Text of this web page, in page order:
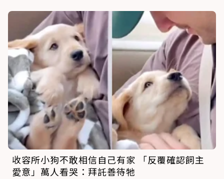
收容所小狗不敢相信自己有家 「反覆確認飼主
愛意」萬人看哭：拜託善待牠